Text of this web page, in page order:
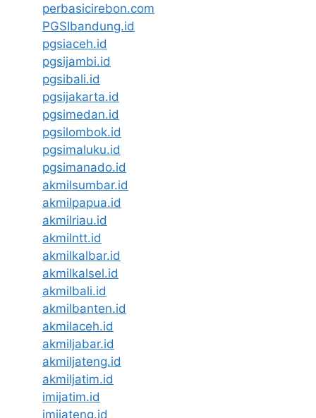
perbasicirebon.com
PGSIbandung.id
pgsiaceh.id
pgsijambi.id
pgsibali.id
pgsijakarta.id
pgsimedan.id
pgsilombok.id
pgsimaluku.id
pgsimanado.id
akmilsumbar.id
akmilpapua.id
akmilriau.id
akmilntt.id
akmilkalbar.id
akmilkalsel.id
akmilbali.id
akmilbanten.id
akmilaceh.id
akmiljabar.id
akmiljateng.id
akmiljatim.id
imijatim.id
imijateng.id